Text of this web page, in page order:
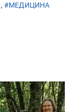
, #МЕДИЦИНА